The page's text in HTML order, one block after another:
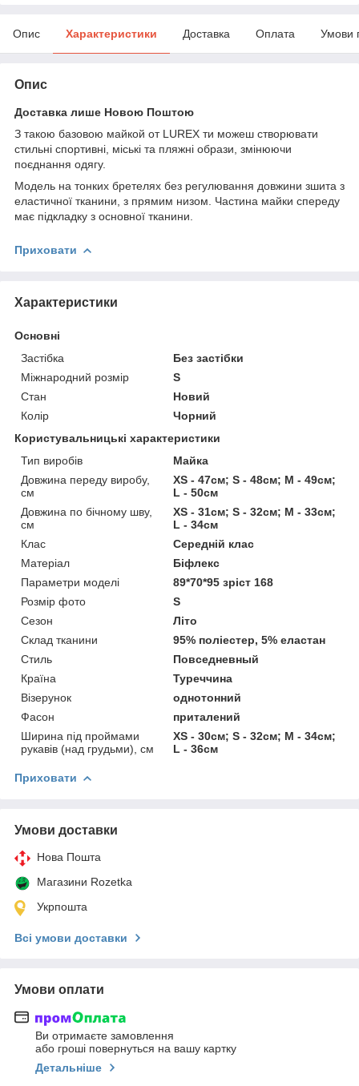
Опис Характеристики Доставка Оплата Умови
Опис
Доставка лише Новою Поштою
З такою базовою майкой от LUREX ти можеш створювати
стильні спортивні, міські та пляжні образи, змінюючи
поєднання одягу.
Модель на тонких бретелях без регулювання довжини зшита з
еластичної тканини, з прямим низом. Частина майки спереду
має підкладку з основної тканини.
Приховати
Характеристики
Основні
Застібка
Без застібки
Міжнародний розмір
S
Стан
Новий
Колір
Чорний
Користувальницькі характеристики
Тип виробів
Майка
Довжина переду виробу,
см
XS - 47см; S - 48см; M - 49см;
L - 50см
Довжина по бічному шву,
см
XS - 31см; S - 32см; M - 33см;
L - 34см
Клас
Середній клас
Матеріал
Біфлекс
Параметри моделі
89*70*95 зріст 168
Розмір фото
S
Сезон
Літо
Склад тканини
95% поліестер, 5% еластан
Стиль
Повседневный
Країна
Туреччина
Візерунок
однотонний
Фасон
приталений
Ширина під проймами
рукавів (над грудьми), см
XS - 30см; S - 32см; M - 34см;
L - 36см
Приховати
Умови доставки
Нова Пошта
Магазини Rozetka
Укрпошта
Всі умови доставки
Умови оплати
Ви отримаєте замовлення
або гроші повернуться на вашу картку
Детальніше